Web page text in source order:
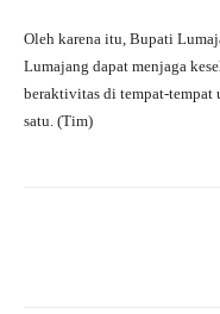
Oleh karena itu, Bupati
Lumajang dapat menjaga
beraktivitas di tempat-tempat
satu. (Tim)